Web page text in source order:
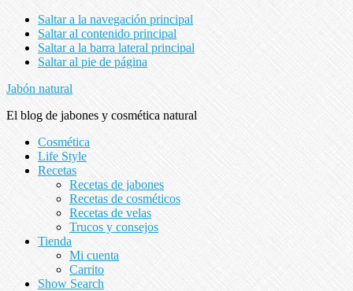
Saltar a la navegación principal
Saltar al contenido principal
Saltar a la barra lateral principal
Saltar al pie de página
Jabón natural
El blog de jabones y cosmética natural
Cosmética
Life Style
Recetas
Recetas de jabones
Recetas de cosméticos
Recetas de velas
Trucos y consejos
Tienda
Mi cuenta
Carrito
Show Search